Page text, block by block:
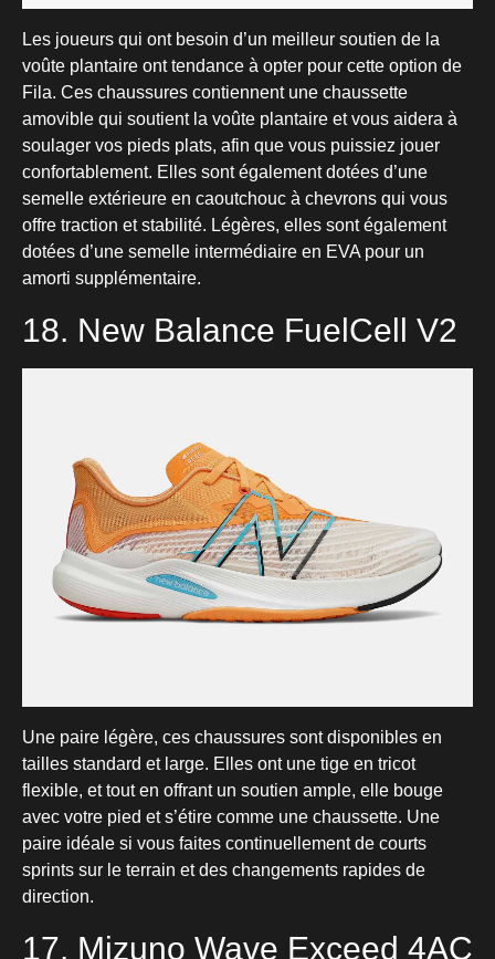
Les joueurs qui ont besoin d’un meilleur soutien de la
voûte plantaire ont tendance à opter pour cette option de
Fila. Ces chaussures contiennent une chaussette
amovible qui soutient la voûte plantaire et vous aidera à
soulager vos pieds plats, afin que vous puissiez jouer
confortablement. Elles sont également dotées d’une
semelle extérieure en caoutchouc à chevrons qui vous
offre traction et stabilité. Légères, elles sont également
dotées d’une semelle intermédiaire en EVA pour un
amorti supplémentaire.
18. New Balance FuelCell V2
Une paire légère, ces chaussures sont disponibles en
tailles standard et large. Elles ont une tige en tricot
flexible, et tout en offrant un soutien ample, elle bouge
avec votre pied et s’étire comme une chaussette. Une
paire idéale si vous faites continuellement de courts
sprints sur le terrain et des changements rapides de
direction.
17. Mizuno Wave Exceed 4AC